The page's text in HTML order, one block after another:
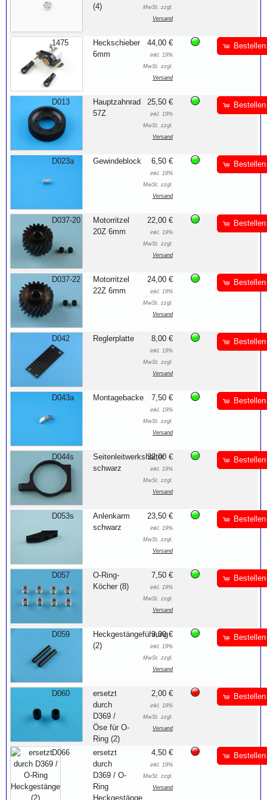
(4)
MwSt. zzgl.
Versand
1475
Heckschieber
6mm
44,00 €
inkl. 19%
MwSt. zzgl.
Versand
Bestellen
D013
Hauptzahnrad
57Z
25,50 €
inkl. 19%
MwSt. zzgl.
Versand
Bestellen
D023a Gewindeblock 6,50 €
inkl. 19%
MwSt. zzgl.
Versand
Bestellen
D037-20
Motorritzel
20Z 6mm
22,00 €
inkl. 19%
MwSt. zzgl.
Versand
Bestellen
D037-22
Motorritzel
22Z 6mm
24,00 €
inkl. 19%
MwSt. zzgl.
Versand
Bestellen
D042 Reglerplatte 8,00 €
inkl. 19%
MwSt. zzgl.
Versand
Bestellen
D043a Montagebacke 7,50 €
inkl. 19%
MwSt. zzgl.
Versand
Bestellen
D044s
Seitenleitwerkshalter
schwarz
32,00 €
inkl. 19%
MwSt. zzgl.
Versand
Bestellen
D053s
Anlenkarm
schwarz
23,50 €
inkl. 19%
MwSt. zzgl.
Versand
Bestellen
D057
O-Ring-
Köcher (8)
7,50 €
inkl. 19%
MwSt. zzgl.
Versand
Bestellen
D059
Heckgestängeführung
(2)
3,00 €
inkl. 19%
MwSt. zzgl.
Versand
Bestellen
D060
ersetzt
durch
D369 /
Öse für O-
Ring (2)
2,00 €
inkl. 19%
MwSt. zzgl.
Versand
Bestellen
D066
ersetzt
durch
D369 / O-
Ring
Heckgestänge
4,50 €
inkl. 19%
MwSt. zzgl.
Versand
Bestellen